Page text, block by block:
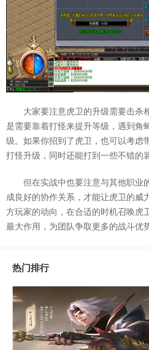
大家要注意虎卫的升级需要击杀
是需要靠着打怪来提升等级，遇到角
级。如果你招到了虎卫，也可以考虑
打怪升级，同时还能打到一些不错的
但在实战中也要注意与其他职业
成良好的协作关系，才能让虎卫的威
方玩家的动向，在合适的时机召唤虎
最大作用，为团队争取更多的战斗优
热门排行